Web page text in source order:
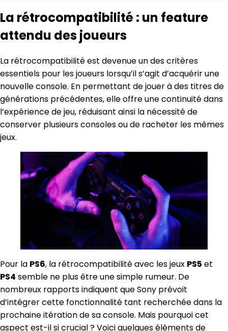
La rétrocompatibilité : un feature
attendu des joueurs
La rétrocompatibilité est devenue un des critères
essentiels pour les joueurs lorsqu’il s’agit d’acquérir une
nouvelle console. En permettant de jouer à des titres de
générations précédentes, elle offre une continuité dans
l’expérience de jeu, réduisant ainsi la nécessité de
conserver plusieurs consoles ou de racheter les mêmes
jeux.
Pour la PS6, la rétrocompatibilité avec les jeux PS5 et
PS4 semble ne plus être une simple rumeur. De
nombreux rapports indiquent que Sony prévoit
d’intégrer cette fonctionnalité tant recherchée dans la
prochaine itération de sa console. Mais pourquoi cet
aspect est-il si crucial ? Voici quelques éléments de